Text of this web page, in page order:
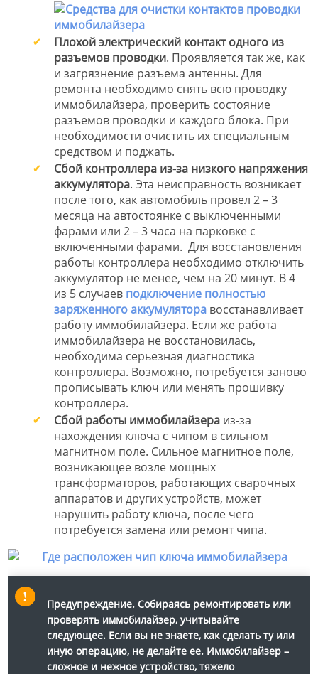
Плохой электрический контакт одного из
разъемов проводки. Проявляется так же, как
и загрязнение разъема антенны. Для
ремонта необходимо снять всю проводку
иммобилайзера, проверить состояние
разъемов проводки и каждого блока. При
необходимости очистить их специальным
средством и поджать.
Сбой контроллера из-за низкого напряжения
аккумулятора. Эта неисправность возникает
после того, как автомобиль провел 2 – 3
месяца на автостоянке с выключенными
фарами или 2 – 3 часа на парковке с
включенными фарами. Для восстановления
работы контроллера необходимо отключить
аккумулятор не менее, чем на 20 минут. В 4
из 5 случаев подключение полностью
заряженного аккумулятора восстанавливает
работу иммобилайзера. Если же работа
иммобилайзера не восстановилась,
необходима серьезная диагностика
контроллера. Возможно, потребуется заново
прописывать ключ или менять прошивку
контроллера.
Сбой работы иммобилайзера из-за
нахождения ключа с чипом в сильном
магнитном поле. Сильное магнитное поле,
возникающее возле мощных
трансформаторов, работающих сварочных
аппаратов и других устройств, может
нарушить работу ключа, после чего
потребуется замена или ремонт чипа.
Предупреждение. Собираясь ремонтировать или
проверять иммобилайзер, учитывайте
следующее. Если вы не знаете, как сделать ту или
иную операцию, не делайте ее. Иммобилайзер –
сложное и нежное устройство, тяжело